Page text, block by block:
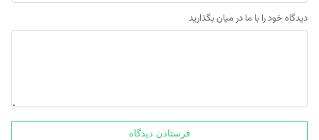
دیدگاه خود را با ما در میان بگذارید